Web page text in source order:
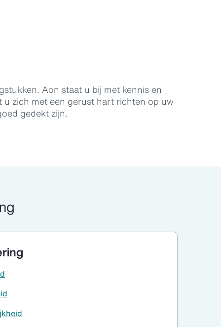
Aon staat u bij met kennis en
zich met een gerust hart richten op uw
gedekt zijn.